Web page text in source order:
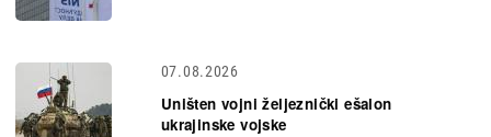
07.08.2026
Uništen vojni željeznički ešalon
ukrajinske vojske